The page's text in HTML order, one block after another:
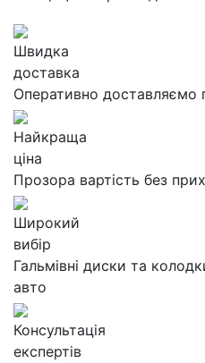
Швидка
доставка
Оперативно доставляємо
Найкраща
ціна
Прозора вартість без
Широкий
вибір
Гальмівні диски та
авто
Консультація
експертів